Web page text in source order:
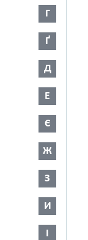
Г
Ґ
Д
Е
Є
Ж
З
И
І